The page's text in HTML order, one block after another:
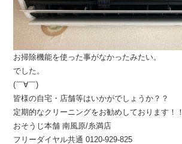
お掃除機能を使った事がなかったみたい。
でした。
(￣∀￣)
皆様の自宅・店舗等はいかがでしょうか？？
定期的なクリーニングをお勧めしております！！
おそうじ本舗 南風原/糸満店
フリーダイヤル共通 0120-929-825